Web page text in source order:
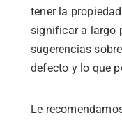
tener la
significar a largo
sugerencias
defecto y lo que
Le